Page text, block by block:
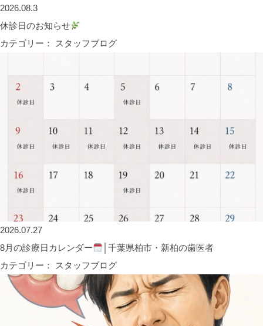
2026.08.3
休診日のお知らせ
カテゴリー： スタッフブログ
2026.07.27
8月の診療日カレンダー
│千葉県柏市・新柏の歯医者
カテゴリー： スタッフブログ